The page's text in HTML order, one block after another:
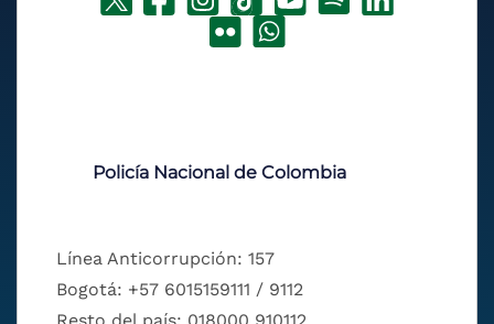
Policía Nacional de Colombia
Línea Anticorrupción: 157
Bogotá: +57 6015159111 / 9112
Resto del país: 018000 910112